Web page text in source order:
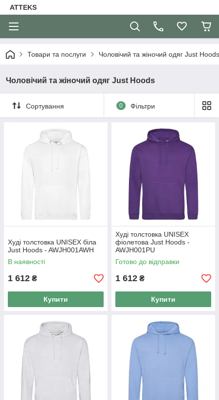
ATTEKS
Товари та послуги Чоловічий та жіночий одяг Just Hoods
Чоловічий та жіночий одяг Just Hoods
Сортування 0 Фільтри
Худі толстовка UNISEX біла
Just Hoods - AWJH001AWH
В наявності
1 612 ₴
Купити
Худі толстовка UNISEX
фіолетова Just Hoods -
AWJH001PU
Готово до відправки
1 612 ₴
Купити